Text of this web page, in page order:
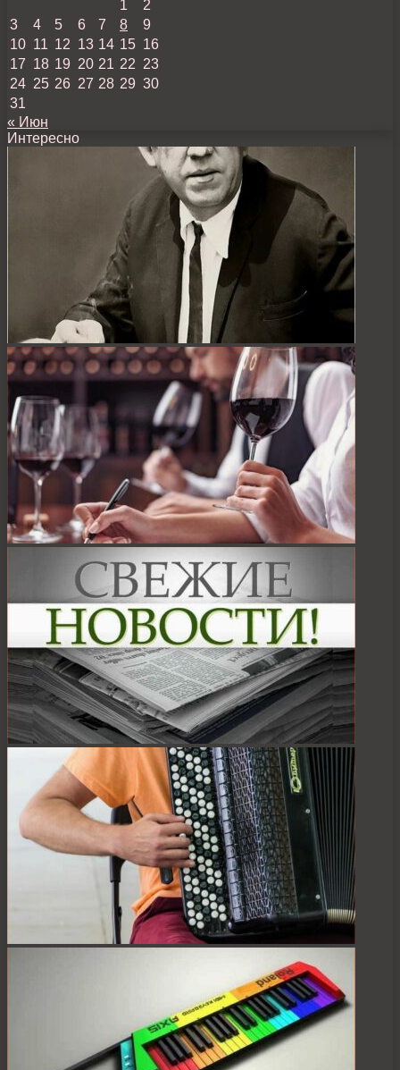
1
2
3
4 5 6 7 8
9
10 11 12 13 14 15 16
17 18 19 20 21 22 23
24 25 26 27 28 29 30
31
« Июн
Интересно